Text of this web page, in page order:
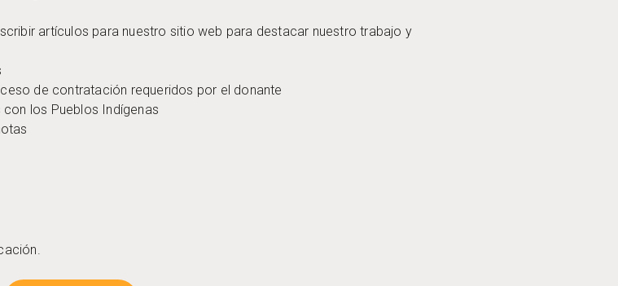
artículos para nuestro sitio web para destacar nuestro trabajo y
de contratación requeridos por el donante
los Pueblos Indígenas